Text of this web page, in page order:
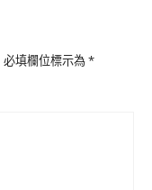
必填欄位標示為*